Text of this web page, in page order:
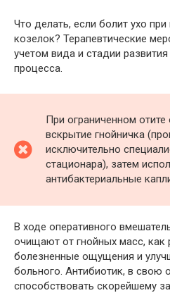
Что делать, если болит ухо
козелок? Терапевтические
учетом вида и стадии
процесса.
При ограниченном отите
вскрытие гнойничка
исключительно
стационара), затем
антибактериальные
В ходе оперативного
очищают от гнойных масс, как
болезненные ощущения и
больного. Антибиотик, в свою
способствовать скорейшему